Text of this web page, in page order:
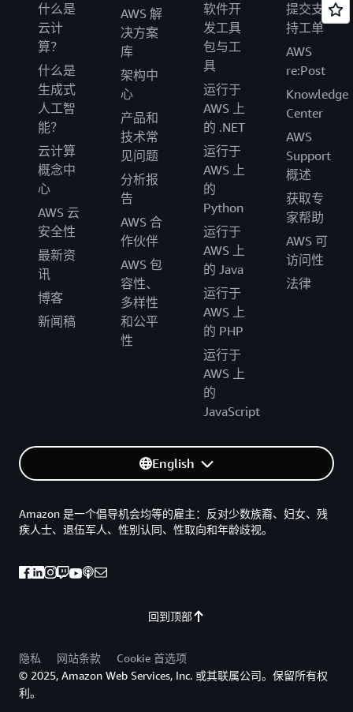
什么是
云计
算？
什么是
生成式
人工智
能？
云计算
概念中
心
AWS 云
安全性
最新资
讯
博客
新闻稿
AWS 解
决方案
库
架构中
心
产品和
技术常
见问题
分析报
告
AWS 合
作伙伴
AWS 包
容性、
多样性
和公平
性
软件开
发工具
包与工
具
运行于
AWS 上
的 .NET
运行于
AWS 上
的
Python
运行于
AWS 上
的 Java
运行于
AWS 上
的 PHP
运行于
AWS 上
的
JavaScript
提交支
持工单
AWS
re:Post
Knowledge
Center
AWS
Support
概述
获取专
家帮助
AWS 可
访问性
法律
English
回到顶部
Amazon 是一个倡导机会均等的雇主：反对少数族裔、妇女、残
疾人士、退伍军人、性别认同、性取向和年龄歧视。
隐私 网站条款
Cookie 首选项
© 2025, Amazon Web Services, Inc. 或其联属公司。保留所有权
利。